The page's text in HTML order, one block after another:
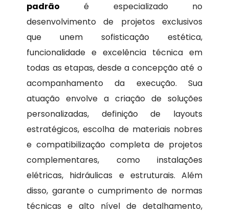
padrão é especializado no
desenvolvimento de projetos exclusivos
que unem sofisticação estética,
funcionalidade e excelência técnica em
todas as etapas, desde a concepção até o
acompanhamento da execução. Sua
atuação envolve a criação de soluções
personalizadas, definição de layouts
estratégicos, escolha de materiais nobres
e compatibilização completa de projetos
complementares, como instalações
elétricas, hidráulicas e estruturais. Além
disso, garante o cumprimento de normas
técnicas e alto nível de detalhamento,